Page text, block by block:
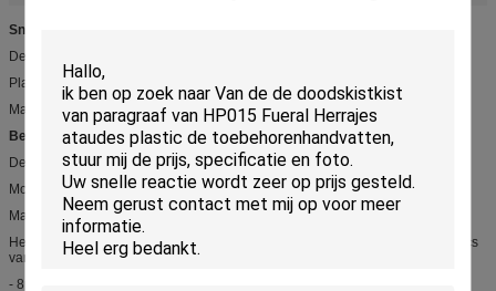
Snel Detail:
De bar vastgestelde SL001 van de kistschommeling
Plastic paneel en pijp GLB met staalbar en zamak handvaten
Maximum lift 300kg
Beschrijving:
De bar vastgestelde SL001 van de kistschommeling
Modelleer Nr.: SL001
Materiaal: Pp recycleren of ABS met staalbar en zamak handvaten
Het vastgestelde omvatten: 2pcs van 38cm snakken het korte handvat en 2pcs
van 174cm bar
- 8pcs plastic paneel